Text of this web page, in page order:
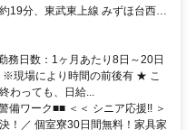
19分、東武東上線 みずほ台西口
口徒歩約40分 埼玉県入間郡三芳
務日数：1ヶ月あたり8日～20日
※現場により時間の前後有 ★ こ
わっても、日給...
備ワーク■■ ＜＜ シニア応援!! ＞
！／ 個室寮30日間無料！家具家